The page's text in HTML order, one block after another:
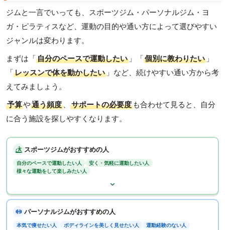
ジムと一言でいっても、スポーツジム・パーソナルジム・ヨ
ガ・ピラティスなど、運動の目的や通い方によって選びやすい
ジャンルは変わります。
まずは「自分のペースで運動したい 」「個別に教わりたい 」
「レッスンで体を動かしたい 」など、続けやすい通い方から考
えてみましょう。
予算や通う頻度 、 サポートの必要度 も合わせて見ると、自分
に合う施設を探しやすくなります。
スポーツジムがおすすめの人
自分のペースで運動したい人
安く・気軽に運動したい人
様々な運動をして楽しみたい人
パーソナルジムがおすすめの人
本気で痩せたい人 ボディラインを美しく見せたい人 運動経験のない人